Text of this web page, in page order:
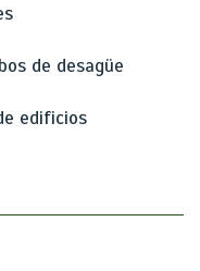
de desagüe
edificios